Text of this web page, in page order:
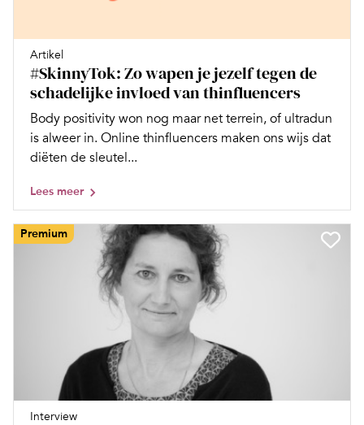
Artikel
#SkinnyTok: Zo wapen je jezelf tegen de
schadelijke invloed van thinfluencers
Body positivity won nog maar net terrein, of ultradun
is alweer in. Online thinfluencers maken ons wijs dat
diëten de sleutel...
Lees meer
Premium
Interview